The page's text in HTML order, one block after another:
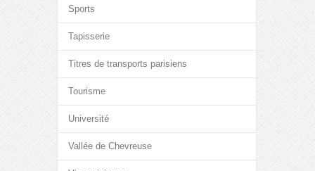
Sports
Tapisserie
Titres de transports parisiens
Tourisme
Université
Vallée de Chevreuse